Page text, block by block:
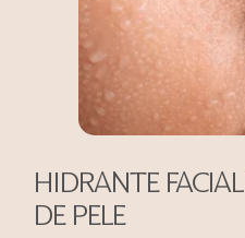
HIDRANTE
DE PELE